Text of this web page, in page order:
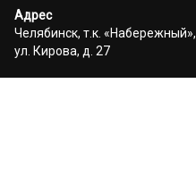
Адрес
Челябинск, т.к. «Набережный»,
ул. Кирова, д. 27